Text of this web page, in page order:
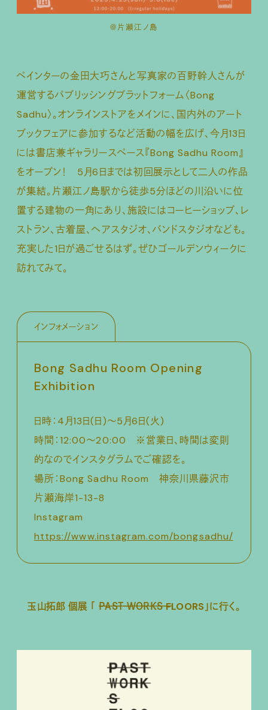
＠片瀬江ノ島
ペインターの金田大巧さんと写真家の百野幹人さんが
運営するパブリッシングプラットフォーム〈Bong
Sadhu〉。オンラインストアをメインに、国内外のアート
ブックフェアに参加するなど活動の幅を広げ、今月13日
には書店兼ギャラリースペース『Bong Sadhu Room』
をオープン！ 5月6日までは初回展示として二人の作品
が集結。片瀬江ノ島駅から徒歩5分ほどの川沿いに位
置する建物の一角にあり、施設にはコーヒーショップ、レ
ストラン、古着屋、ヘアスタジオ、バンドスタジオなども。
充実した1日が過ごせるはず。ぜひゴールデンウィークに
訪れてみて。
インフォメーション
Bong Sadhu Room Opening
Exhibition
日時：4月13日(日)〜5月6日(火)
時間：12:00〜20:00 ※営業日、時間は変則
的なのでインスタグラムでご確認を。
場所：Bong Sadhu Room 神奈川県藤沢市
片瀬海岸1-13-8
Instagram
https://www.instagram.com/bongsadhu/
玉山拓郎 個展 「 ̶P̶A̶S̶T̶ ̶W̶O̶R̶K̶S̶ FLOORS」に行く。